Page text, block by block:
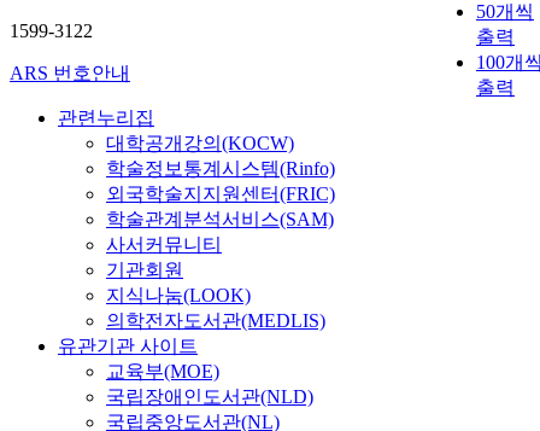
50개씩
출력
100개
출력
1599-3122
ARS 번호안내
관련누리집
대학공개강의(KOCW)
학술정보통계시스템(Rinfo)
외국학술지지원센터(FRIC)
학술관계분석서비스(SAM)
사서커뮤니티
기관회원
지식나눔(LOOK)
의학전자도서관(MEDLIS)
유관기관 사이트
교육부(MOE)
국립장애인도서관(NLD)
국립중앙도서관(NL)